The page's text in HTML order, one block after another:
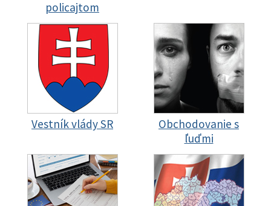
policajtom
Vestník vlády SR
Obchodovanie s
ľuďmi